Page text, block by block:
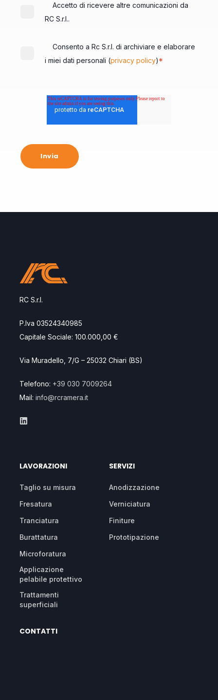
Accetto di ricevere altre comunicazioni da
RC S.r.l..
Consento a Rc S.r.l. di archiviare e elaborare
i miei dati personali (privacy policy)*
RC S.r.l.
P.Iva 03524340985
Capitale Sociale: 100.000,00 €
Via Muradello, 7/G – 25032 Chiari (BS)
Telefono: +39 030 7009264
Mail: info@rcramera.it
LAVORAZIONI
Taglio su misura
Fresatura
Tranciatura
Burattatura
Microforatura
Applicazione
pelabile protettivo
Trattamenti
superficiali
SERVIZI
Anodizzazione
Verniciatura
Finiture
Prototipazione
CONTATTI